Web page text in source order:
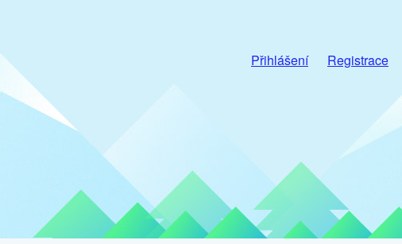
Přihlášení Registrace